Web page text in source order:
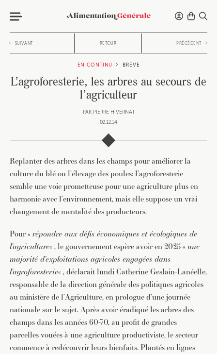
SUIVANT RETOUR PRÉCÉDENT
EN CONTINU BRÈVE
L’agroforesterie, les arbres au secours de
l’agriculteur
PAR PIERRE HIVERNAT
02.12.14
Replanter des arbres dans les champs pour améliorer la
culture du blé ou l’élevage des poules: l’agroforesterie
semble une voie prometteuse pour une agriculture plus en
harmonie avec l’environnement, mais elle suppose un vrai
changement de mentalité des producteurs.
Pour « répondre aux défis économiques et écologiques de
l’agriculture« , le gouvernement espère avoir en 2025 « une
majorité d’exploitations agricoles engagées dans
l’agroforesterie« , déclarait lundi Catherine Geslain-Lanéelle,
responsable de la direction générale des politiques agricoles
au ministère de l’Agriculture, en prologue d’une journée
nationale sur le sujet. Après avoir éradiqué les arbres des
champs dans les années 60-70, au profit de grandes
parcelles vouées à une agriculture productiviste, le secteur
commence à redécouvrir leurs bienfaits. Plantés en lignes